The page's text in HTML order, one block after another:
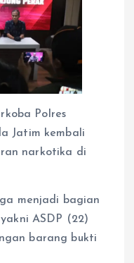
Polres
Jatim kembali
narkotika di
menjadi bagian
ASDP (22)
barang bukti